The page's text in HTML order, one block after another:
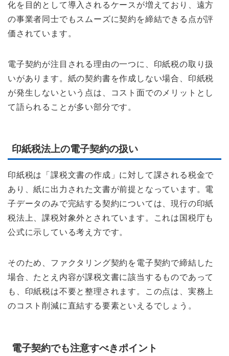
化を目的として導入されるケースが増えており、遠方
の事業者同士でもスムーズに契約を締結できる点が評
価されています。
電子契約が注目される理由の一つに、印紙税の取り扱
いがあります。紙の契約書を作成しない場合、印紙税
が発生しないという点は、コスト面でのメリットとし
て語られることが多い部分です。
印紙税法上の電子契約の扱い
印紙税は「課税文書の作成」に対して課される税金で
あり、紙に出力された文書が前提となっています。電
子データのみで完結する契約については、現行の印紙
税法上、課税対象外とされています。これは国税庁も
公式に示している考え方です。
そのため、ファクタリング契約を電子契約で締結した
場合、たとえ内容が課税文書に該当するものであって
も、印紙税は不要と整理されます。この点は、実務上
のコスト削減に直結する要素といえるでしょう。
電子契約でも注意すべきポイント